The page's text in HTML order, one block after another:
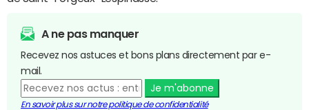
A ne pas manquer
Recevez nos astuces et bons plans directement par e-
mail.
Je m'abonne
En savoir plus sur notre politique de confidentialité